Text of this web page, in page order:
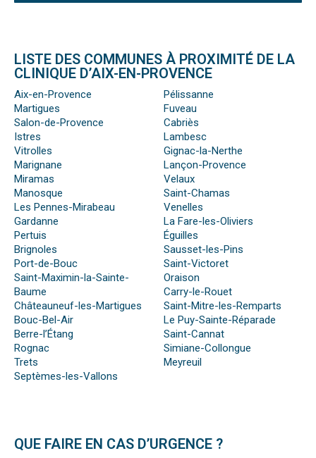
LISTE DES COMMUNES À PROXIMITÉ DE LA
CLINIQUE D’AIX-EN-PROVENCE
Aix-en-Provence
Martigues
Salon-de-Provence
Istres
Vitrolles
Marignane
Miramas
Manosque
Les Pennes-Mirabeau
Gardanne
Pertuis
Brignoles
Port-de-Bouc
Saint-Maximin-la-Sainte-
Baume
Châteauneuf-les-Martigues
Bouc-Bel-Air
Berre-l’Étang
Rognac
Trets
Septèmes-les-Vallons
Pélissanne
Fuveau
Cabriès
Lambesc
Gignac-la-Nerthe
Lançon-Provence
Velaux
Saint-Chamas
Venelles
La Fare-les-Oliviers
Éguilles
Sausset-les-Pins
Saint-Victoret
Oraison
Carry-le-Rouet
Saint-Mitre-les-Remparts
Le Puy-Sainte-Réparade
Saint-Cannat
Simiane-Collongue
Meyreuil
QUE FAIRE EN CAS D’URGENCE ?